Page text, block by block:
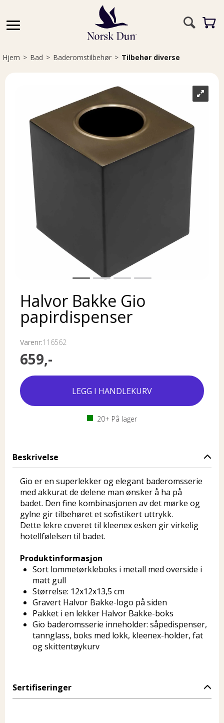
Hjem>Bad>Baderomstilbehør>Tilbehør diverse
Halvor Bakke Gio
papirdispenser
Varenr:116562
659,-
20+ På lager
Beskrivelse
Gio er en superlekker og elegant baderomsserie
med akkurat de delene man ønsker å ha på
badet. Den fine kombinasjonen av det mørke og
gylne gir tilbehøret et sofistikert uttrykk.
Dette lekre coveret til kleenex esken gir virkelig
hotellfølelsen til badet.
Produktinformasjon
Sort lommetørkleboks i metall med overside i
matt gull
Størrelse: 12x12x13,5 cm
Gravert Halvor Bakke-logo på siden
Pakket i en lekker Halvor Bakke-boks
Gio baderomsserie inneholder: såpedispenser,
tannglass, boks med lokk, kleenex-holder, fat
og skittentøykurv
Sertifiseringer